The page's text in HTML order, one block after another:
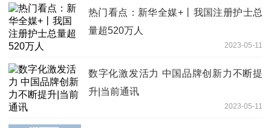
热门看点：新华全媒+丨我国注册护士总
量超520万人
2023-05-11
数字化激发活力 中国品牌创新力不断提
升|当前通讯
2023-05-11